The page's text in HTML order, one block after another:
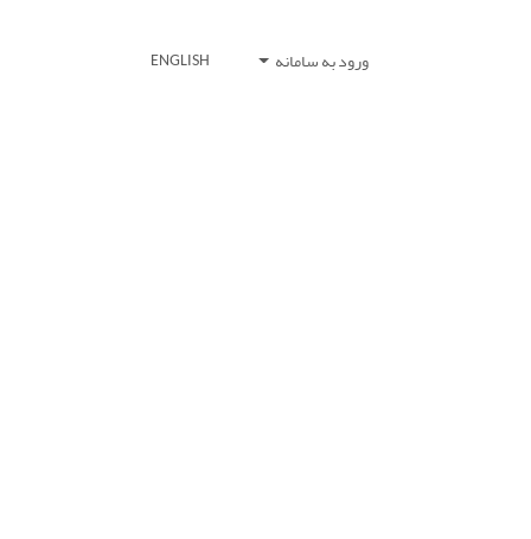
ورود به سامانه ENGLISH